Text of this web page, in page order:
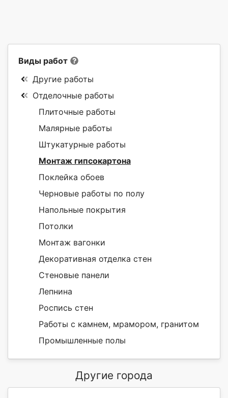
Виды работ
Другие работы
Отделочные работы
Плиточные работы
Малярные работы
Штукатурные работы
Монтаж гипсокартона
Поклейка обоев
Черновые работы по полу
Напольные покрытия
Потолки
Монтаж вагонки
Декоративная отделка стен
Стеновые панели
Лепнина
Роспись стен
Работы с камнем, мрамором, гранитом
Промышленные полы
Другие города